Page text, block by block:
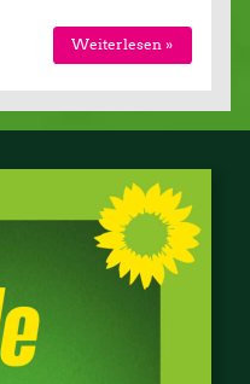
Wei­ter­le­sen »